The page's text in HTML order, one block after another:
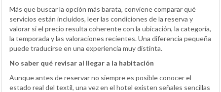
Más que buscar la opción más barata, conviene comparar qué
servicios están incluidos, leer las condiciones de la reserva y
valorar si el precio resulta coherente con la ubicación, la categoría,
la temporada y las valoraciones recientes. Una diferencia pequeña
puede traducirse en una experiencia muy distinta.
No saber qué revisar al llegar a la habitación
Aunque antes de reservar no siempre es posible conocer el
estado real del textil, una vez en el hotel existen señales sencillas